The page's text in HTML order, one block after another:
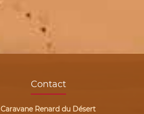
Contact
Caravane Renard du Désert